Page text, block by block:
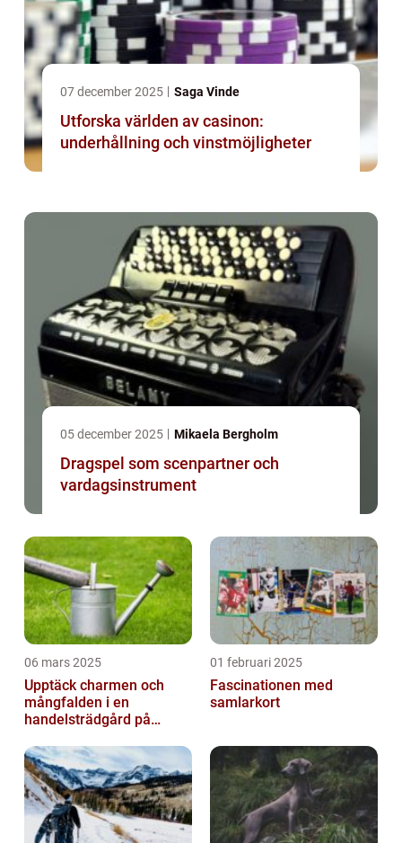
07 december 2025 Saga Vinde
Utforska världen av casinon:
underhållning och vinstmöjligheter
05 december 2025 Mikaela Bergholm
Dragspel som scenpartner och
vardagsinstrument
06 mars 2025
Upptäck charmen och
mångfalden i en
handelsträdgård på
01 februari 2025
Fascinationen med
samlarkort